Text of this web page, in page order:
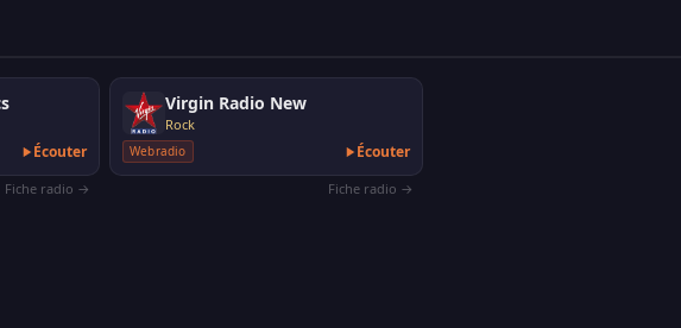
Écouter
Fiche radio →
Virgin Radio New
Rock
Webradio Écouter
Fiche radio →